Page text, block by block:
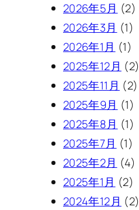
2026年5月 (2)
2026年3月 (1)
2026年1月 (1)
2025年12月 (2)
2025年11月 (2)
2025年9月 (1)
2025年8月 (1)
2025年7月 (1)
2025年2月 (4)
2025年1月 (2)
2024年12月 (2)